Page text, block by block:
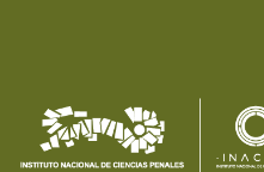
Barra
lateral